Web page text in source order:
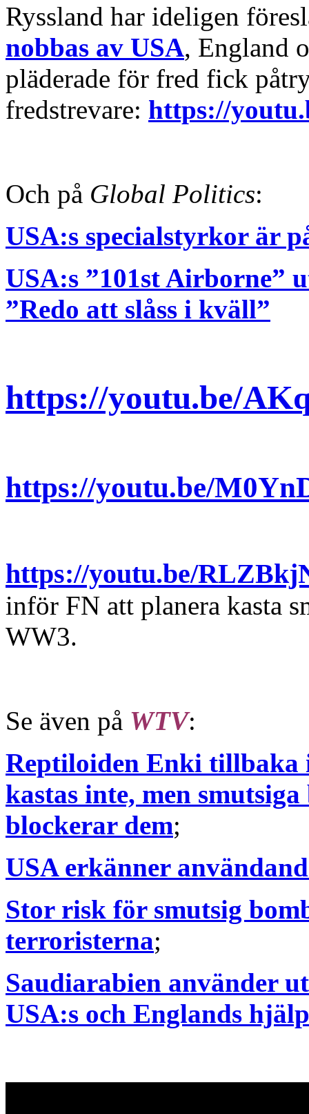
Ryssland har ideligen
nobbas av USA, England
pläderade för fred fick
fredstrevare: https://
Och på Global Politics:
USA:s specialstyrkor är
USA:s ”101st Airborne”
”Redo att slåss i kväll”
https://youtu.be/
https://youtu.be/
https://youtu.be/
inför FN att planera kasta
WW3.
Se även på WTV:
Reptiloiden Enki tillbaka
kastas inte, men
blockerar dem;
USA erkänner
Stor risk för smutsig
terroristerna;
Saudiarabien använder
USA:s och Englands hjälp